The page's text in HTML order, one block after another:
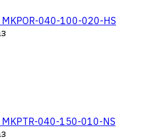
040-100-020-HS
040-150-010-NS